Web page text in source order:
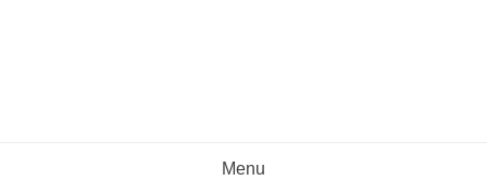
Menu